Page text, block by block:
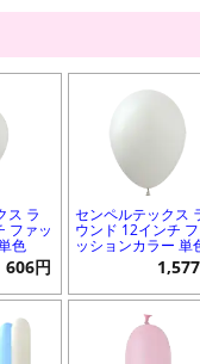
ス ラ
ファッ
色
606円
センペルテックス
ウンド 12インチ
ッションカラー 単